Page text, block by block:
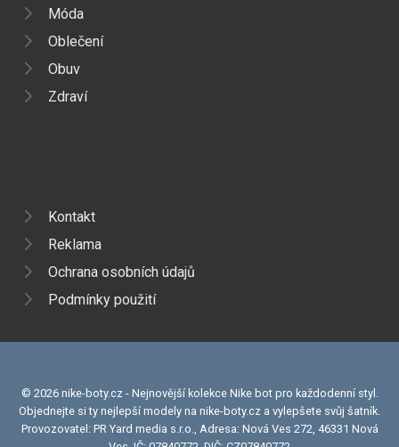
Móda
Oblečení
Obuv
Zdraví
Kontakt
Reklama
Ochrana osobních údajů
Podmínky použití
© 2026 nike-boty.cz - Nejnovější kolekce Nike bot pro každodenní styl.
Objednejte si ty nejlepší modely na nike-boty.cz a vylepšete svůj šatník.
Provozovatel: PR Yard media s.r.o., Adresa: Nová Ves 272, 46331 Nová